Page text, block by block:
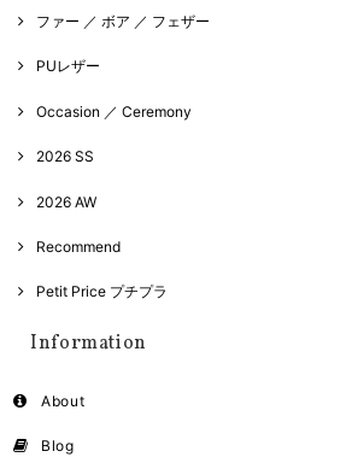
ファー ／ ボア ／ フェザー
PUレザー
Occasion ／ Ceremony
2026 SS
2026 AW
Recommend
Petit Price プチプラ
Information
About
Blog